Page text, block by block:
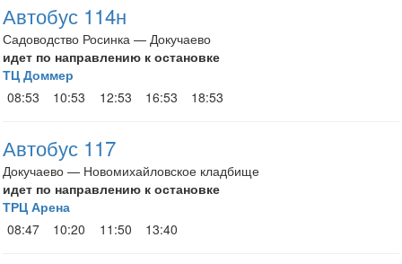
Автобус 114н
Садоводство Росинка — Докучаево
идет по направлению к остановке
ТЦ Доммер
08:53
10:53 12:53 16:53 18:53
Автобус 117
Докучаево — Новомихайловское кладбище
идет по направлению к остановке
ТРЦ Арена
08:47
10:20 11:50 13:40